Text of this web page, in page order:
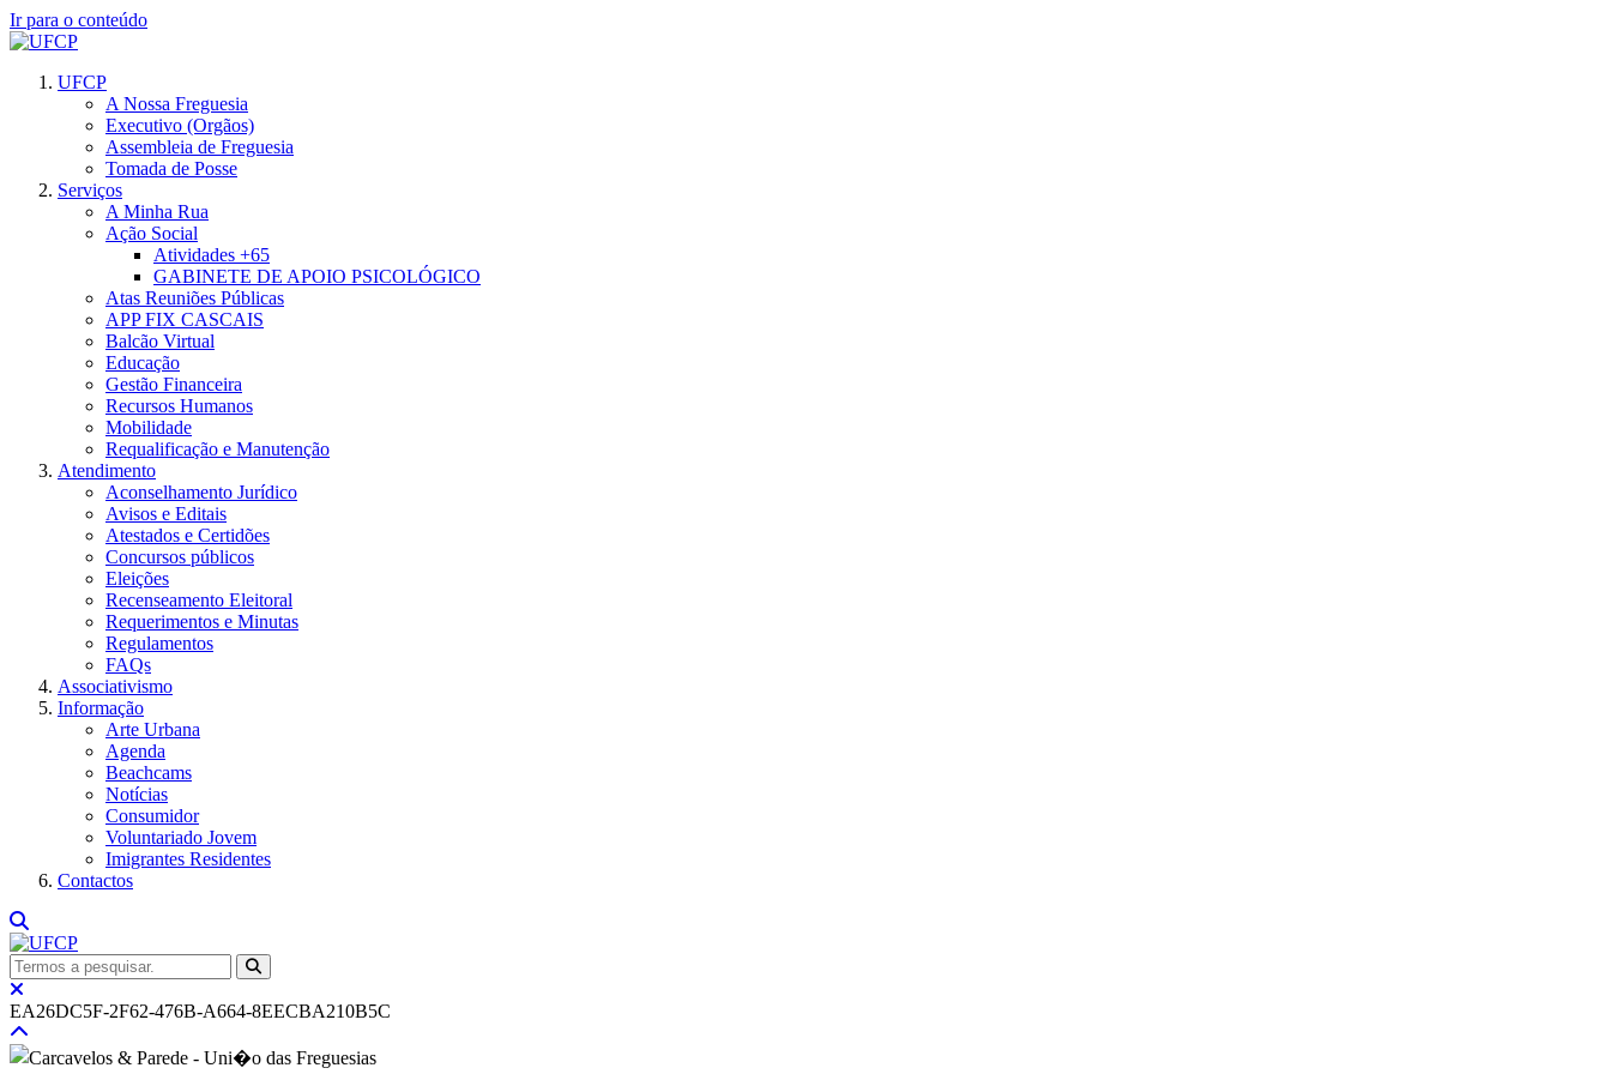
Ir para o conteúdo
UFCP
A Nossa Freguesia
Executivo (Orgãos)
Assembleia de Freguesia
Tomada de Posse
Serviços
A Minha Rua
Ação Social
Atividades +65
GABINETE DE APOIO PSICOLÓGICO
Atas Reuniões Públicas
APP FIX CASCAIS
Balcão Virtual
Educação
Gestão Financeira
Recursos Humanos
Mobilidade
Requalificação e Manutenção
Atendimento
Aconselhamento Jurídico
Avisos e Editais
Atestados e Certidões
Concursos públicos
Eleições
Recenseamento Eleitoral
Requerimentos e Minutas
Regulamentos
FAQs
Associativismo
Informação
Arte Urbana
Agenda
Beachcams
Notícias
Consumidor
Voluntariado Jovem
Imigrantes Residentes
Contactos
EA26DC5F-2F62-476B-A664-8EECBA210B5C